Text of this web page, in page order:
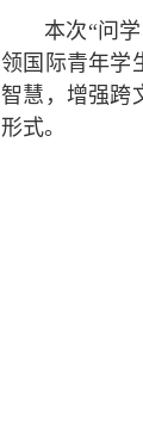
本次“问
领国际青年学
智慧，增强跨
形式。